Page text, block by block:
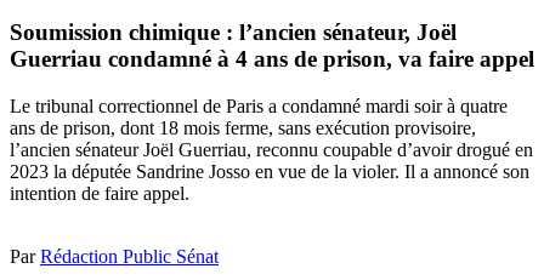
Soumission chimique : l’ancien sénateur, Joël
Guerriau condamné à 4 ans de prison, va faire appel
Le tribunal correctionnel de Paris a condamné mardi soir à quatre
ans de prison, dont 18 mois ferme, sans exécution provisoire,
l’ancien sénateur Joël Guerriau, reconnu coupable d’avoir drogué en
2023 la députée Sandrine Josso en vue de la violer. Il a annoncé son
intention de faire appel.
ParRédaction Public Sénat